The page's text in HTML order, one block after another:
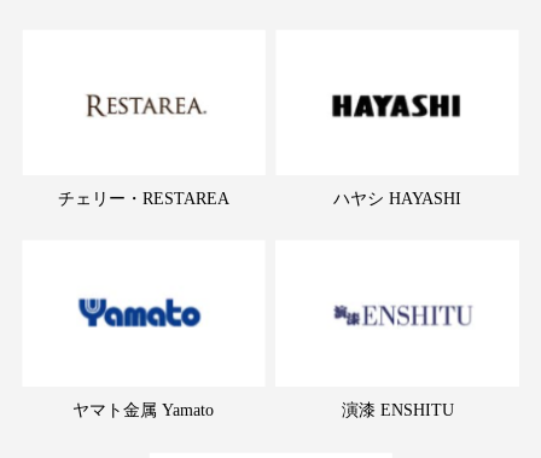
チェリー・RESTAREA ハヤシ HAYASHI
ヤマト金属 Yamato 演漆 ENSHITU